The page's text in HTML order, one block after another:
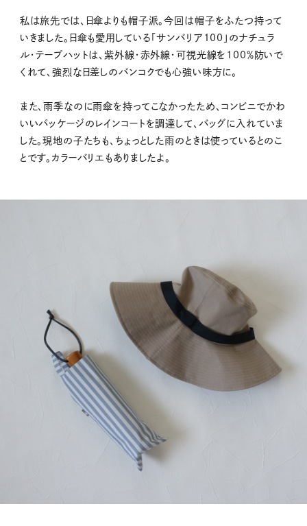
私は旅先では、日傘よりも帽子派。今回は帽子をふたつ持って
いきました。日傘も愛用している「サンバリア100」のナチュラ
ル・テープハットは、紫外線・赤外線・可視光線を100％防いで
くれて、強烈な日差しのバンコクでも心強い味方に。
また、雨季なのに雨傘を持ってこなかったため、コンビニでかわ
いいパッケージのレインコートを調達して、バッグに入れていま
した。現地の子たちも、ちょっとした雨のときは使っているとのこ
とです。カラーバリエもありましたよ。